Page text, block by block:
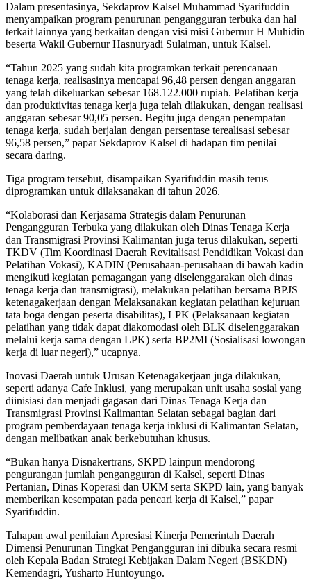
Dalam presentasinya, Sekdaprov Kalsel Muhammad Syarifuddin
menyampaikan program penurunan pengangguran terbuka dan hal
terkait lainnya yang berkaitan dengan visi misi Gubernur H Muhidin
beserta Wakil Gubernur Hasnuryadi Sulaiman, untuk Kalsel.
“Tahun 2025 yang sudah kita programkan terkait perencanaan
tenaga kerja, realisasinya mencapai 96,48 persen dengan anggaran
yang telah dikeluarkan sebesar 168.122.000 rupiah. Pelatihan kerja
dan produktivitas tenaga kerja juga telah dilakukan, dengan realisasi
anggaran sebesar 90,05 persen. Begitu juga dengan penempatan
tenaga kerja, sudah berjalan dengan persentase terealisasi sebesar
96,58 persen,” papar Sekdaprov Kalsel di hadapan tim penilai
secara daring.
Tiga program tersebut, disampaikan Syarifuddin masih terus
diprogramkan untuk dilaksanakan di tahun 2026.
“Kolaborasi dan Kerjasama Strategis dalam Penurunan
Pengangguran Terbuka yang dilakukan oleh Dinas Tenaga Kerja
dan Transmigrasi Provinsi Kalimantan juga terus dilakukan, seperti
TKDV (Tim Koordinasi Daerah Revitalisasi Pendidikan Vokasi dan
Pelatihan Vokasi), KADIN (Perusahaan-perusahaan di bawah kadin
mengikuti kegiatan pemagangan yang diselenggarakan oleh dinas
tenaga kerja dan transmigrasi), melakukan pelatihan bersama BPJS
ketenagakerjaan dengan Melaksanakan kegiatan pelatihan kejuruan
tata boga dengan peserta disabilitas), LPK (Pelaksanaan kegiatan
pelatihan yang tidak dapat diakomodasi oleh BLK diselenggarakan
melalui kerja sama dengan LPK) serta BP2MI (Sosialisasi lowongan
kerja di luar negeri),” ucapnya.
Inovasi Daerah untuk Urusan Ketenagakerjaan juga dilakukan,
seperti adanya Cafe Inklusi, yang merupakan unit usaha sosial yang
diinisiasi dan menjadi gagasan dari Dinas Tenaga Kerja dan
Transmigrasi Provinsi Kalimantan Selatan sebagai bagian dari
program pemberdayaan tenaga kerja inklusi di Kalimantan Selatan,
dengan melibatkan anak berkebutuhan khusus.
“Bukan hanya Disnakertrans, SKPD lainpun mendorong
pengurangan jumlah pengangguran di Kalsel, seperti Dinas
Pertanian, Dinas Koperasi dan UKM serta SKPD lain, yang banyak
memberikan kesempatan pada pencari kerja di Kalsel,” papar
Syarifuddin.
Tahapan awal penilaian Apresiasi Kinerja Pemerintah Daerah
Dimensi Penurunan Tingkat Pengangguran ini dibuka secara resmi
oleh Kepala Badan Strategi Kebijakan Dalam Negeri (BSKDN)
Kemendagri, Yusharto Huntoyungo.